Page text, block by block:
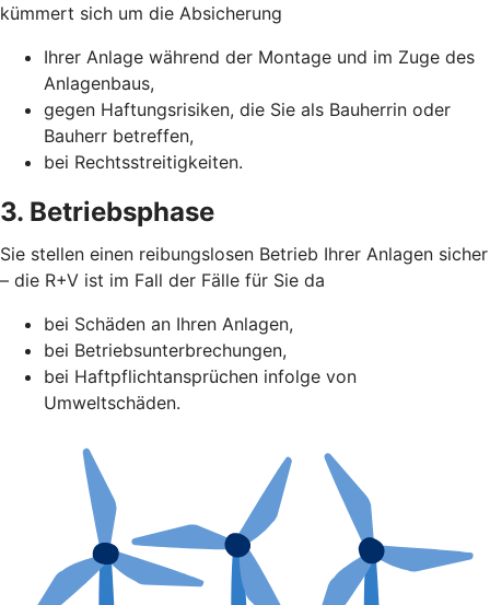
kümmert sich um die Absicherung
Ihrer Anlage während der Montage und im Zuge des
Anlagenbaus,
gegen Haftungsrisiken, die Sie als Bauherrin oder
Bauherr betreffen,
bei Rechtsstreitigkeiten.
3. Betriebsphase
Sie stellen einen reibungslosen Betrieb Ihrer Anlagen sicher
– die R+V ist im Fall der Fälle für Sie da
bei Schäden an Ihren Anlagen,
bei Betriebsunterbrechungen,
bei Haftpflichtansprüchen infolge von
Umweltschäden.